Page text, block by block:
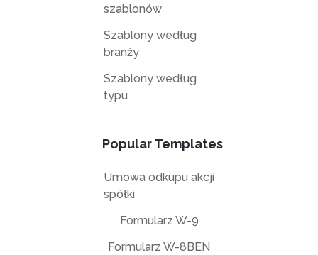
szablonów
Szablony według
branży
Szablony według
typu
Popular Templates
Umowa odkupu akcji
spółki
Formularz W-9
Formularz W-8BEN